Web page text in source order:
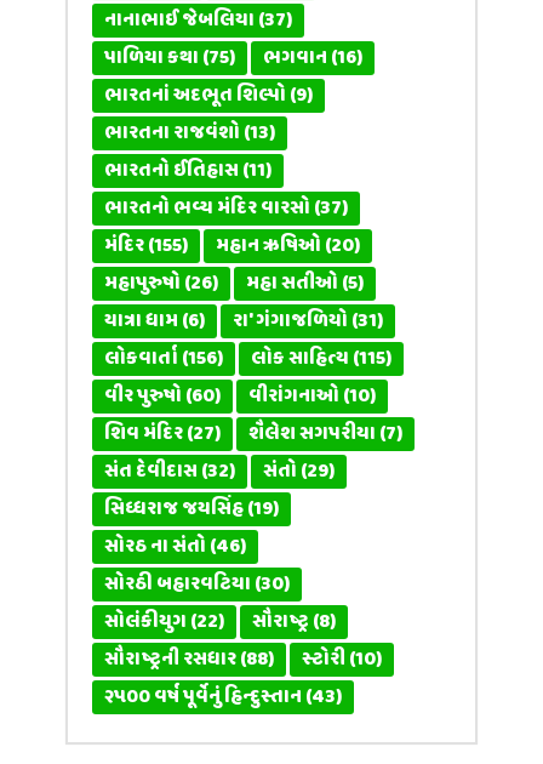
નાનાભાઈ જેબલિયા(37)
પાળિયા કથા(75) ભગવાન(16)
ભારતનાં અદભૂત શિલ્પો(9)
ભારતના રાજવંશો(13)
ભારતનો ઈતિહાસ(11)
ભારતનો ભવ્ય મંદિર વારસો(37)
મંદિર(155) મહાન ઋષિઓ(20)
મહાપુરુષો(26) મહા સતીઓ(5)
યાત્રા ધામ(6) રા' ગંગાજળિયો(31)
લોકવાર્તા(156) લોક સાહિત્ય(115)
વીર પુરુષો(60) વીરાંગનાઓ(10)
શિવ મંદિર(27) શૈલેશ સગપરીયા(7)
સંત દેવીદાસ(32) સંતો(29)
સિધ્ધરાજ જયસિંહ(19)
સોરઠ ના સંતો(46)
સોરઠી બહારવટિયા(30)
સોલંકીયુગ(22) સૌરાષ્ટ્ર(8)
સૌરાષ્ટ્રની રસધાર(88) સ્ટોરી(10)
૨૫૦૦ વર્ષ પૂર્વેનું હિન્દુસ્તાન(43)